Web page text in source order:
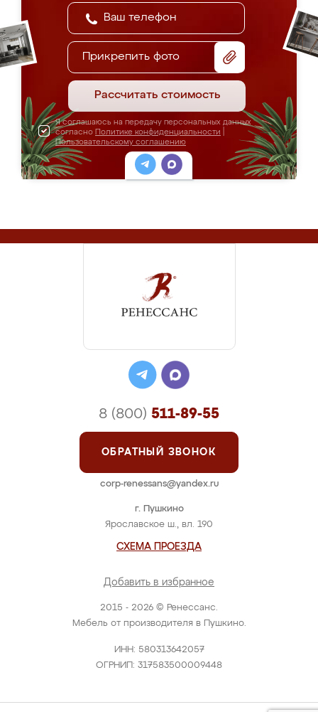
Прикрепить фото
Рассчитать стоимость
Я соглашаюсь на передачу персональных данных
согласно Политике конфиденциальности
Пользовательскому соглашению
2015 - 2026 © Ренессанс.
Мебель от производителя в Пушкино.
ИНН: 580313642057
ОГРНИП: 317583500009448
г. Пушкино
Ярославское ш., вл. 190
СХЕМА ПРОЕЗДА
Добавить в избранное
8 (800) 511-89-55
ОБРАТНЫЙ ЗВОНОК
corp-renessans@yandex.ru